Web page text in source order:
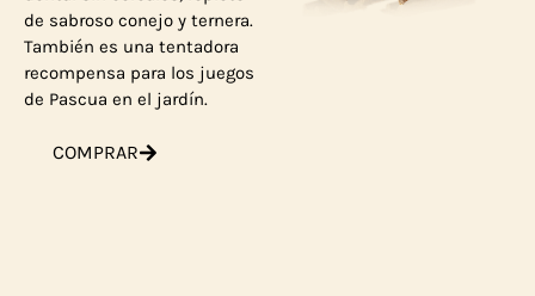
de sabroso conejo y ternera.
También es una tentadora
recompensa para los juegos
de Pascua en el jardín.
COMPRAR